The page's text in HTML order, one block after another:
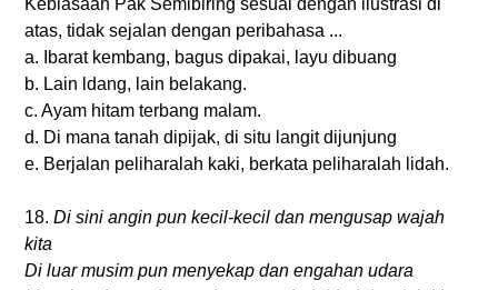
atas, tidak sejalan dengan peribahasa ...
a. Ibarat kembang, bagus dipakai, layu dibuang
b. Lain ldang, lain belakang.
c. Ayam hitam terbang malam.
d. Di mana tanah dipijak, di situ langit dijunjung
e. Berjalan peliharalah kaki, berkata peliharalah lidah.
18. Di sini angin pun kecil-kecil dan mengusap wajah
kita
Di luar musim pun menyekap dan engahan udara